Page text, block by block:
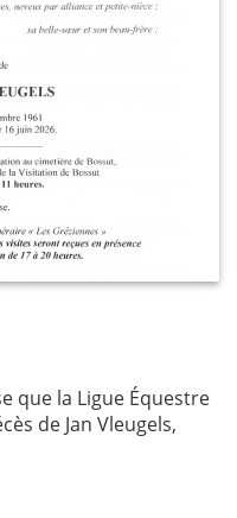
que la Ligue Équestre
de Jan Vleugels,